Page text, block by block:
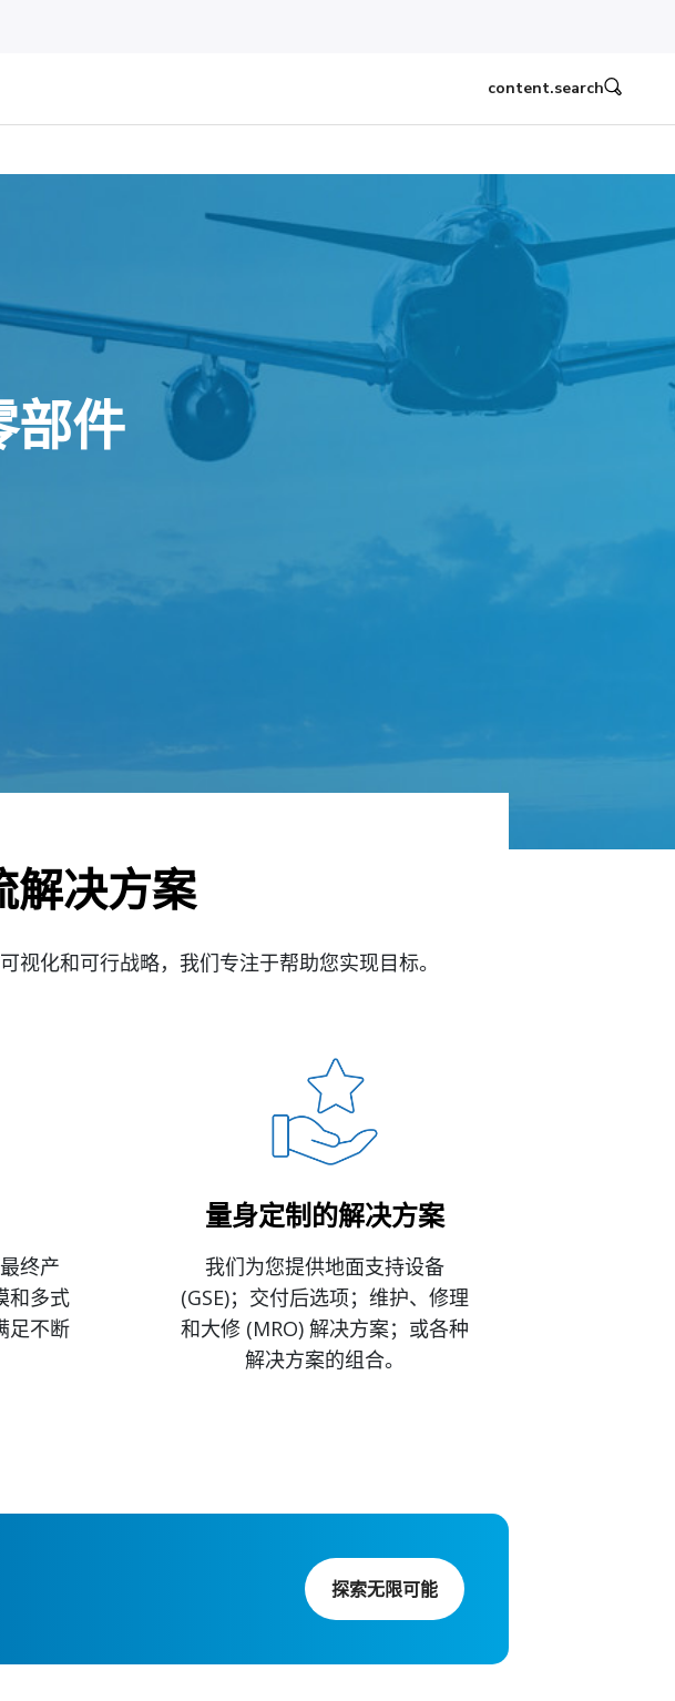
content.search
部件
解决方案
化和可行战略，我们专注于帮助您实现目标。
终产
和多式
足不断
量身定制的解决方案
我们为您提供地面支持设备
(GSE)；交付后选项；维护、修理
和大修 (MRO) 解决方案；或各种
解决方案的组合。
探索无限可能